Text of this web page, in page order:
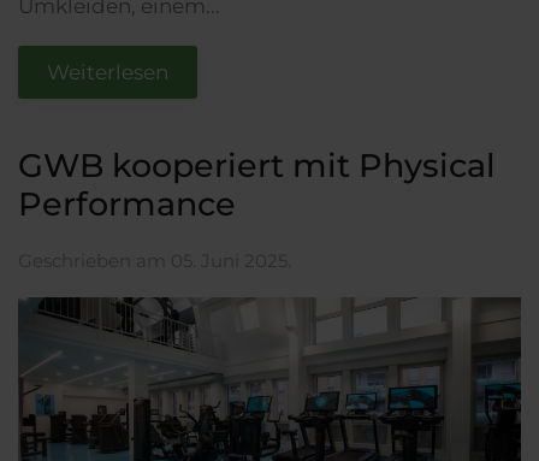
Umkleiden, einem...
Weiterlesen
GWB kooperiert mit Physical
Performance
Geschrieben am 05. Juni 2025